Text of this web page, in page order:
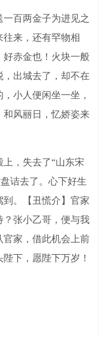
百两金子为进见之
来，还有罕物相
好赤金也！火块一般
出城去了，却不在
小人便闲坐一坐，
和风丽日，忆娇姿来
，失去了“山东宋
诘去了。心下好生
。【丑慌介】官家
？张小乙哥，便与我
官家，借此机会上前
下，愿陛下万岁！